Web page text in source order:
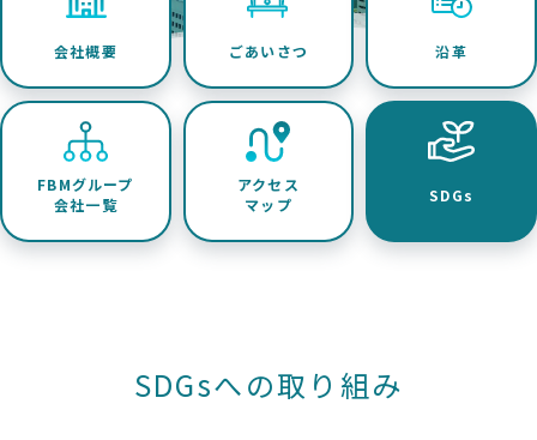
事業案内
アセットマネジメント事業
居宅介護サービス事業
不動産事業
ビルメンテナンス事業
会社概要 ごあいさつ 沿革
FBMグループ
会社一覧
アクセス
マップ
SDGs
SDGsへの取り組み